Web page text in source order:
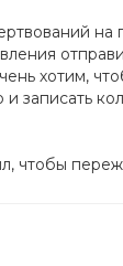
хотим,
записать
чтобы